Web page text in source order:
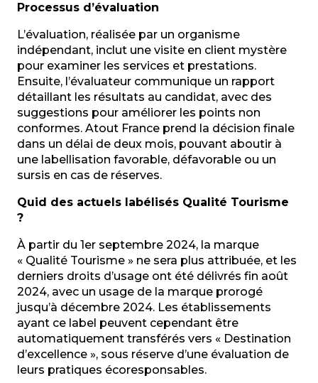
Processus d’évaluation
L’évaluation, réalisée par un organisme
indépendant, inclut une visite en client mystère
pour examiner les services et prestations.
Ensuite, l’évaluateur communique un rapport
détaillant les résultats au candidat, avec des
suggestions pour améliorer les points non
conformes. Atout France prend la décision finale
dans un délai de deux mois, pouvant aboutir à
une labellisation favorable, défavorable ou un
sursis en cas de réserves.
Quid des actuels labélisés Qualité Tourisme
?
À partir du 1er septembre 2024, la marque
« Qualité Tourisme » ne sera plus attribuée, et les
derniers droits d’usage ont été délivrés fin août
2024, avec un usage de la marque prorogé
jusqu’à décembre 2024. Les établissements
ayant ce label peuvent cependant être
automatiquement transférés vers « Destination
d’excellence », sous réserve d’une évaluation de
leurs pratiques écoresponsables.